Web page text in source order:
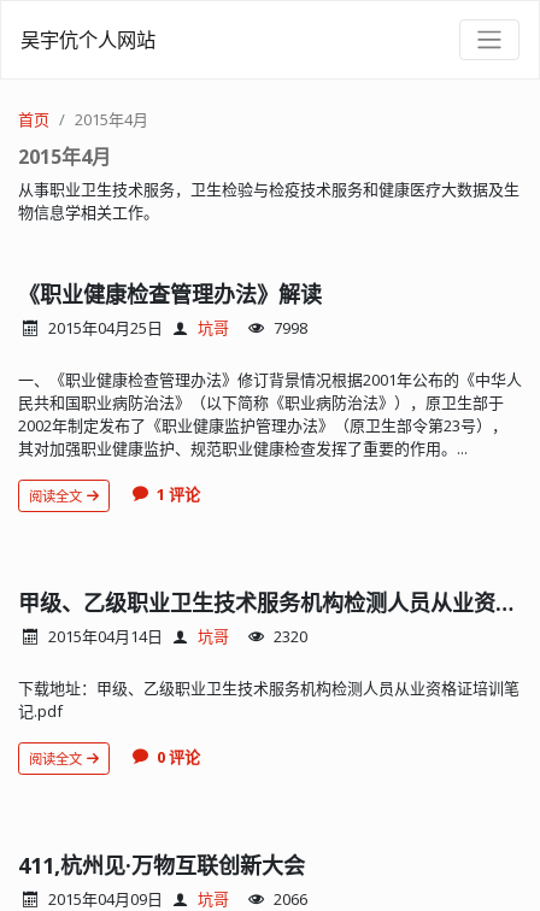
吴宇伉个人网站
首页 2015年4月
2015年4月
从事职业卫生技术服务，卫生检验与检疫技术服务和健康医疗大数据及生
物信息学相关工作。
《职业健康检查管理办法》解读
2015年04月25日 坑哥 7998
一、《职业健康检查管理办法》修订背景情况根据2001年公布的《中华人
民共和国职业病防治法》（以下简称《职业病防治法》），原卫生部于
2002年制定发布了《职业健康监护管理办法》（原卫生部令第23号），
其对加强职业健康监护、规范职业健康检查发挥了重要的作用。...
阅读全文 1 评论
甲级、乙级职业卫生技术服务机构检测人员从业资格证培训笔记（超详细、国家安监总局培训班流出）
2015年04月14日 坑哥 2320
下载地址：甲级、乙级职业卫生技术服务机构检测人员从业资格证培训笔
记.pdf
阅读全文 0 评论
411,杭州见·万物互联创新大会
2015年04月09日 坑哥 2066